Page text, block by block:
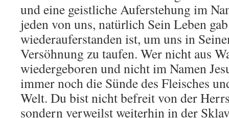
und eine geistliche Auferstehung im
jeden von uns, natürlich Sein Leben
wiederauferstanden ist, um uns in
Versöhnung zu taufen. Wer nicht aus
wiedergeboren und nicht im Namen
immer noch die Sünde des Fleisches
Welt. Du bist nicht befreit von der
sondern verweilst weiterhin in der